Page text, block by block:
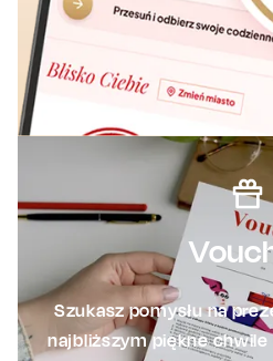
Szukasz pomysłu na
najbliższym piękne